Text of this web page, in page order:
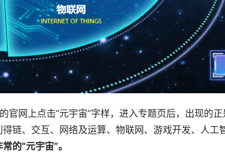
网上点击“元宇宙”字样，进入专题页后，出现的正
链、交互、网络及运算、物联网、游戏开发、人工
的“元宇宙”。